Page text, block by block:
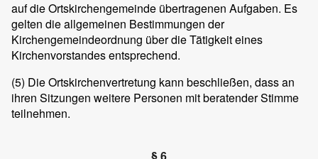
auf die Ortskirchengemeinde übertragenen Aufgaben. Es
gelten die allgemeinen Bestimmungen der
Kirchengemeindeordnung über die Tätigkeit eines
Kirchenvorstandes entsprechend.
(5) Die Ortskirchenvertretung kann beschließen, dass an
ihren Sitzungen weitere Personen mit beratender Stimme
teilnehmen.